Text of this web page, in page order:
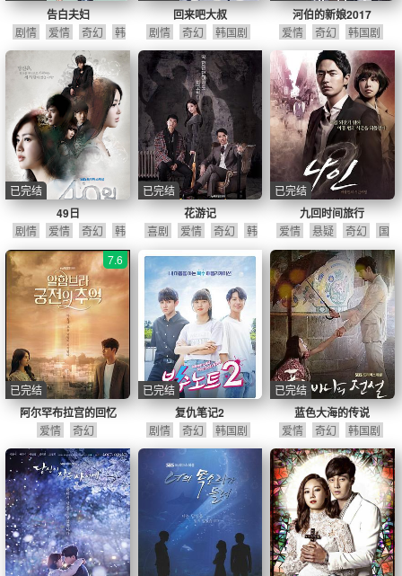
告白夫妇
剧情 爱情 奇幻
韩
国剧
回来吧大叔
剧情 奇幻 韩国剧
河伯的新娘2017
爱情 奇幻 韩国剧
49日
已完结
剧情 爱情 奇幻
韩
国剧
花游记
已完结
喜剧 爱情 奇幻
韩
国剧
九回时间旅行
已完结
爱情 悬疑 奇幻
国
产剧
韩国剧
阿尔罕布拉宫的回忆
7.6
已完结
爱情 奇幻
复仇笔记2
已完结
剧情 奇幻 韩国剧
蓝色大海的传说
已完结
爱情 奇幻 韩国剧